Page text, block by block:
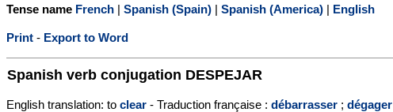
Tense name French | Spanish (Spain) | Spanish (America) | English
Print - Export to Word
Spanish verb conjugation DESPEJAR
English translation: to clear - Traduction française : débarrasser ; dégager